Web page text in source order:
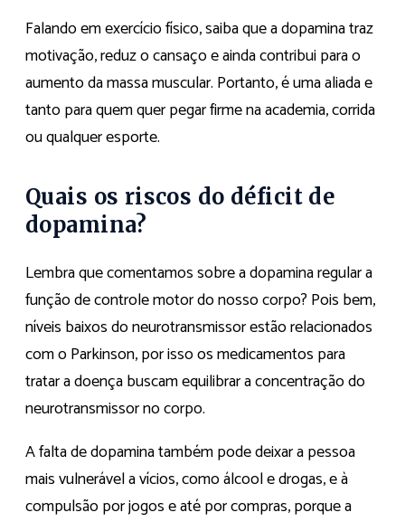
Falando em exercício físico, saiba que a dopamina traz
motivação, reduz o cansaço e ainda contribui para o
aumento da massa muscular. Portanto, é uma aliada e
tanto para quem quer pegar firme na academia, corrida
ou qualquer esporte.
Quais os riscos do déficit de
dopamina?
Lembra que comentamos sobre a dopamina regular a
função de controle motor do nosso corpo? Pois bem,
níveis baixos do neurotransmissor estão relacionados
com o Parkinson, por isso os medicamentos para
tratar a doença buscam equilibrar a concentração do
neurotransmissor no corpo.
A falta de dopamina também pode deixar a pessoa
mais vulnerável a vícios, como álcool e drogas, e à
compulsão por jogos e até por compras, porque a